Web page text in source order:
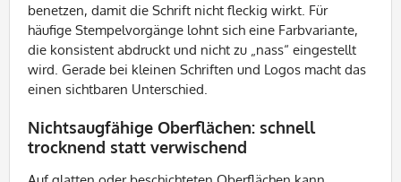
benetzen, damit die Schrift nicht fleckig wirkt. Für
häufige Stempelvorgänge lohnt sich eine Farbvariante,
die konsistent abdruckt und nicht zu „nass“ eingestellt
wird. Gerade bei kleinen Schriften und Logos macht das
einen sichtbaren Unterschied.
Nichtsaugfähige Oberflächen: schnell
trocknend statt verwischend